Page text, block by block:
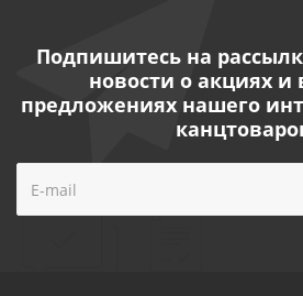
Подпишитесь на
новости о акциях
предложениях нашего